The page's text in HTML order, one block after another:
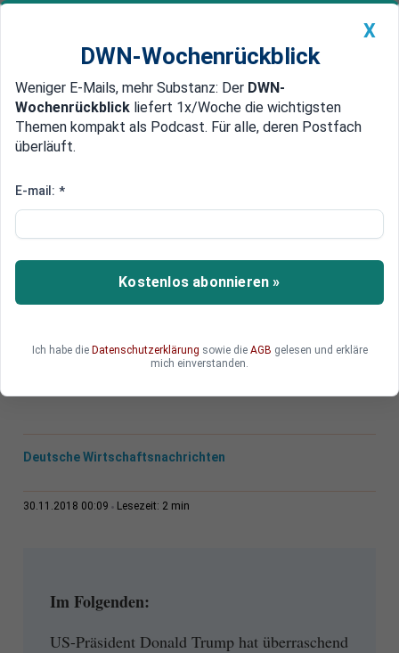
Newsticker MEIN DWN: Geldanlage Premium
Edelmetalle DWN-Magazin China
Trump in den USA unter Druck
Trump sagt Gipfel-Treffen mit
Putin ab
Der Gipfel zwischen US-Präsident Trump und
Aussage in den Mueller-Ermittlungen gemacht
Deutsche Wirtschaftsnachrichten
30.11.2018 00:09 Lesezeit: 2 min
Im Folgenden:
US-Präsident Donald Trump hat überraschend
X
DWN-Wochenrückblick
Weniger E-Mails, mehr Substanz: Der DWN-
Wochenrückblick liefert 1x/Woche die wichtigsten
Themen kompakt als Podcast. Für alle, deren Postfach
überläuft.
E-mail: *
Kostenlos abonnieren »
Ich habe die Datenschutzerklärung sowie die AGB gelesen und erkläre
mich einverstanden.